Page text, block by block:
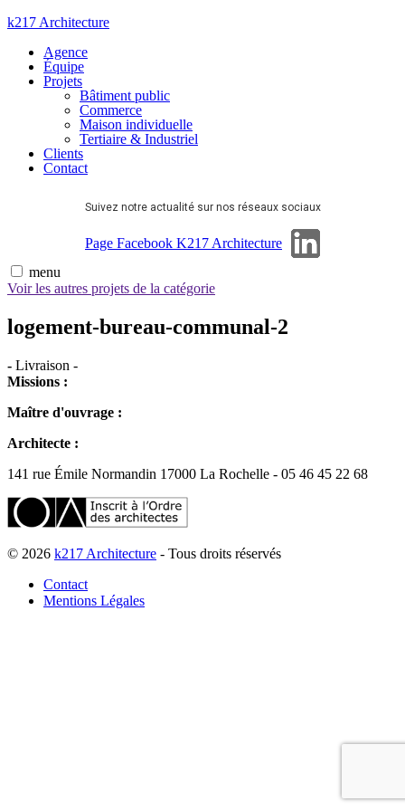
Aller
contenu
k217 Architecture
Agence
Équipe
Projets
Bâtiment public
Commerce
Maison individuelle
Tertiaire & Industriel
Clients
Contact
Suivez notre actualité sur nos réseaux sociaux
Page Facebook K217 Architecture
menu
Voir les autres projets de la catégorie
logement-bureau-communal-2
- Livraison -
Missions :
Maître d'ouvrage :
Architecte :
141 rue Émile Normandin 17000 La Rochelle - 05 46 45 22 68
© 2026 k217 Architecture - Tous droits réservés
Contact
Mentions Légales